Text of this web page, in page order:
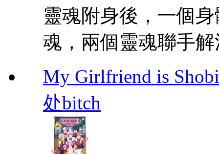
靈魂附身後，一個
魂，兩個靈魂聯手
My Girlfriend is
处bitch